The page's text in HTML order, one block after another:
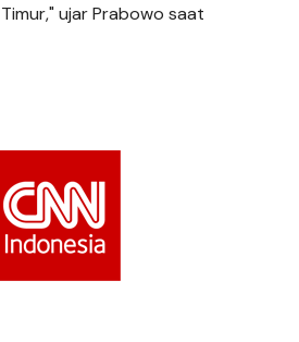
ujar Prabowo saat